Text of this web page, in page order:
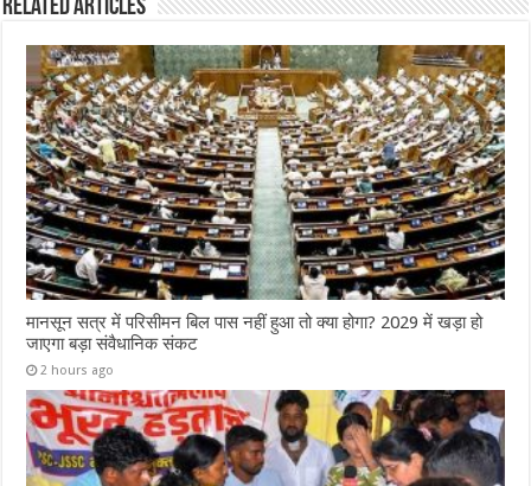
Related Articles
मानसून सत्र में परिसीमन बिल पास नहीं हुआ तो क्या होगा? 2029 में खड़ा हो
जाएगा बड़ा संवैधानिक संकट
2 hours ago